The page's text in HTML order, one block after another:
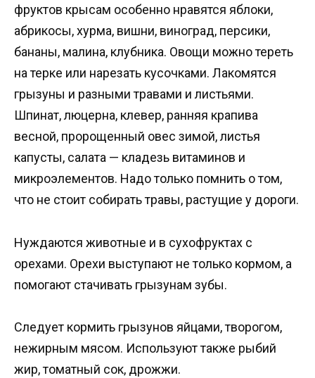
фруктов крысам особенно нравятся яблоки,
абрикосы, хурма, вишни, виноград, персики,
бананы, малина, клубника. Овощи можно тереть
на терке или нарезать кусочками. Лакомятся
грызуны и разными травами и листьями.
Шпинат, люцерна, клевер, ранняя крапива
весной, пророщенный овес зимой, листья
капусты, салата — кладезь витаминов и
микроэлементов. Надо только помнить о том,
что не стоит собирать травы, растущие у дороги.
Нуждаются животные и в сухофруктах с
орехами. Орехи выступают не только кормом, а
помогают стачивать грызунам зубы.
Следует кормить грызунов яйцами, творогом,
нежирным мясом. Используют также рыбий
жир, томатный сок, дрожжи.